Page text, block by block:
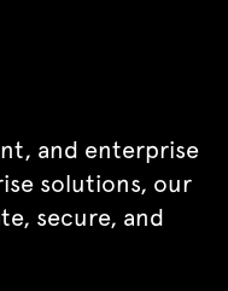
and enterprise
solutions, our
secure, and